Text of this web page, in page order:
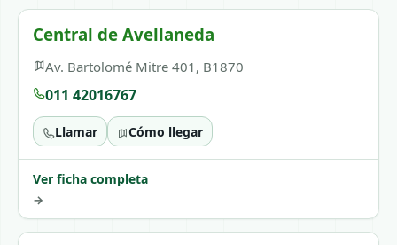
Central de Avellaneda
Av. Bartolomé Mitre 401, B1870
011 42016767
Llamar Cómo llegar
Ver ficha completa
→